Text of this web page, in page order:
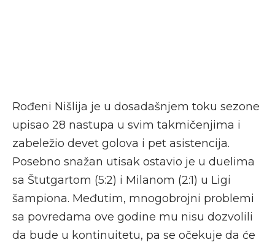
Rođeni Nišlija je u dosadašnjem toku sezone
upisao 28 nastupa u svim takmičenjima i
zabeležio devet golova i pet asistencija.
Posebno snažan utisak ostavio je u duelima
sa Štutgartom (5:2) i Milanom (2:1) u Ligi
šampiona. Međutim, mnogobrojni problemi
sa povredama ove godine mu nisu dozvolili
da bude u kontinuitetu, pa se očekuje da će